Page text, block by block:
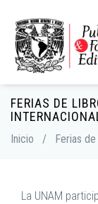
main
content
FERIAS DE
Breadcrumb
Inicio / Ferias
La UNAM